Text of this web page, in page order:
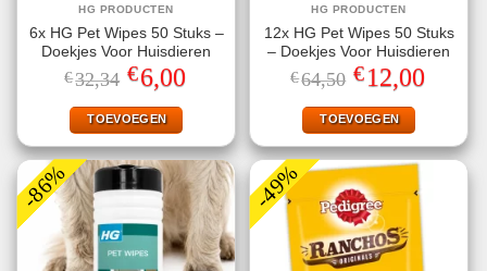
HG PRODUCTEN
6x HG Pet Wipes 50 Stuks –
Doekjes Voor Huisdieren
€32,34 Oorspronkelijke
prijs
was:
€32,34.
€6,00Huidige
prijs
TOEVOEGEN
HG PRODUCTEN
12x HG Pet Wipes 50 Stuks
– Doekjes Voor Huisdieren
€64,50 Oorspronkelijke
prijs
was:
€64,50.
€12,00Huidige
prijs
TOEVOEGEN
-86% -49%